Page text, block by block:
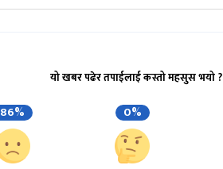
यो खबर पढेर तपाईलाई कस्तो महसुस भयो ?
86% 0%